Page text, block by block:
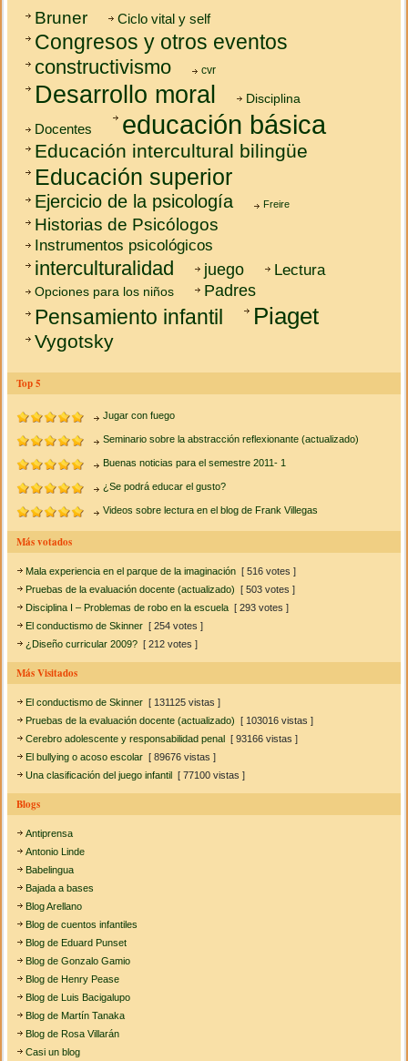
Bruner Ciclo vital y self
Congresos y otros eventos
constructivismo cvr
Desarrollo moral Disciplina
Docentes educación básica
Educación intercultural bilingüe
Educación superior
Ejercicio de la psicología Freire
Historias de Psicólogos
Instrumentos psicológicos
interculturalidad juego Lectura
Opciones para los niños Padres
Pensamiento infantil Piaget
Vygotsky
Top 5
Jugar con fuego
Seminario sobre la abstracción reflexionante (actualizado)
Buenas noticias para el semestre 2011- 1
¿Se podrá educar el gusto?
Videos sobre lectura en el blog de Frank Villegas
Más votados
Mala experiencia en el parque de la imaginación [ 516 votes ]
Pruebas de la evaluación docente (actualizado) [ 503 votes ]
Disciplina I – Problemas de robo en la escuela [ 293 votes ]
El conductismo de Skinner [ 254 votes ]
¿Diseño curricular 2009? [ 212 votes ]
Más Visitados
El conductismo de Skinner [ 131125 vistas ]
Pruebas de la evaluación docente (actualizado) [ 103016 vistas ]
Cerebro adolescente y responsabilidad penal [ 93166 vistas ]
El bullying o acoso escolar [ 89676 vistas ]
Una clasificación del juego infantil [ 77100 vistas ]
Blogs
Antiprensa
Antonio Linde
Babelingua
Bajada a bases
Blog Arellano
Blog de cuentos infantiles
Blog de Eduard Punset
Blog de Gonzalo Gamio
Blog de Henry Pease
Blog de Luis Bacigalupo
Blog de Martín Tanaka
Blog de Rosa Villarán
Casi un blog